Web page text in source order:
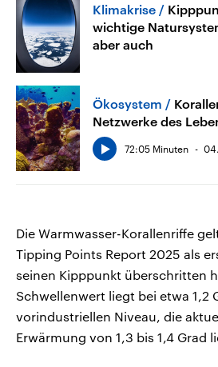
Klimakrise
wichtige
aber auch
Ökosystem
Netzwerke des
72:05 Minuten
Die Warmwasser-Korallenriffe
Tipping Points Report 2025 als
seinen Kipppunkt überschritten
Schwellenwert liegt bei etwa 1,2
vorindustriellen Niveau, die
Erwärmung von 1,3 bis 1,4 Grad